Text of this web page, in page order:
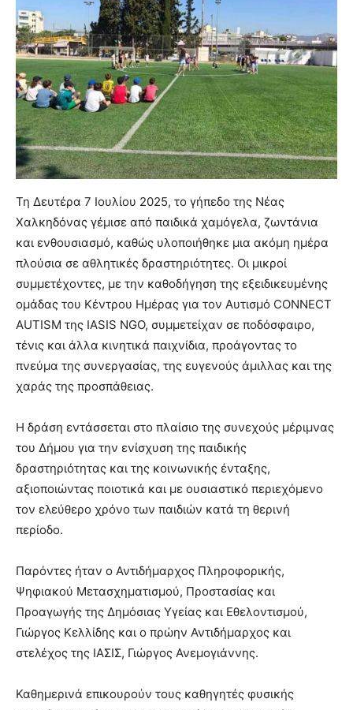
Τη Δευτέρα 7 Ιουλίου 2025, το γήπεδο της Νέας
Χαλκηδόνας γέμισε από παιδικά χαμόγελα, ζωντάνια
και ενθουσιασμό, καθώς υλοποιήθηκε μια ακόμη ημέρα
πλούσια σε αθλητικές δραστηριότητες. Οι μικροί
συμμετέχοντες, με την καθοδήγηση της εξειδικευμένης
ομάδας του Κέντρου Ημέρας για τον Αυτισμό CONNECT
AUTISM της IASIS NGO, συμμετείχαν σε ποδόσφαιρο,
τένις και άλλα κινητικά παιχνίδια, προάγοντας το
πνεύμα της συνεργασίας, της ευγενούς άμιλλας και της
χαράς της προσπάθειας.
Η δράση εντάσσεται στο πλαίσιο της συνεχούς μέριμνας
του Δήμου για την ενίσχυση της παιδικής
δραστηριότητας και της κοινωνικής ένταξης,
αξιοποιώντας ποιοτικά και με ουσιαστικό περιεχόμενο
τον ελεύθερο χρόνο των παιδιών κατά τη θερινή
περίοδο.
Παρόντες ήταν ο Αντιδήμαρχος Πληροφορικής,
Ψηφιακού Μετασχηματισμού, Προστασίας και
Προαγωγής της Δημόσιας Υγείας και Εθελοντισμού,
Γιώργος Κελλίδης και ο πρώην Αντιδήμαρχος και
στελέχος της ΙΑΣΙΣ, Γιώργος Ανεμογιάννης.
Καθημερινά επικουρούν τους καθηγητές φυσικής